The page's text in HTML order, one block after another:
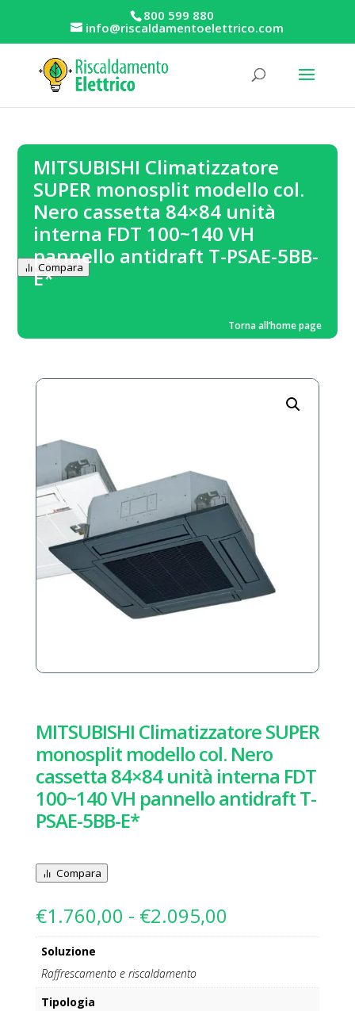
800 599 880
info@riscaldamentoelettrico.com
MITSUBISHI Climatizzatore
SUPER monosplit modello col.
Nero cassetta 84×84 unità
interna FDT 100~140 VH
pannello antidraft T-PSAE-5BB-
E*
Compara
Torna all’home page
MITSUBISHI Climatizzatore SUPER
monosplit modello col. Nero
cassetta 84×84 unità interna FDT
100~140 VH pannello antidraft T-
PSAE-5BB-E*
Compara
€1.760,00 - €2.095,00
di
€1.760,00
Soluzione
Raffrescamento e riscaldamento
Tipologia